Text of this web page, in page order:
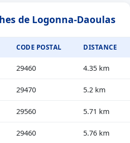
de Logonna-Daoulas
CODE POSTAL DISTANCE
29460 4.35 km
29470 5.2 km
29560 5.71 km
29460 5.76 km